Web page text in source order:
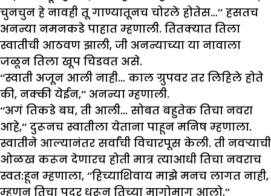
चुनचुन हे नावही तू गाण्यातूनच चोरले होतेस…’’ हसतच
अनन्या नमनकडे पाहात म्हणाली. तितक्यात तिला
स्वातीची आठवण झाली, जी अनन्याच्या या नावाला
जळून तिला खूप चिडवत असे.
‘‘स्वाती अजून आली नाही… काल ग्रुपवर तर लिहिले होते
की, नक्की येईन,‘‘ अनन्या म्हणाली.
‘‘अगं तिकडे बघ, ती आली… सोबत बहुतेक तिचा नवरा
आहे,‘‘ दुरूनच स्वातीला येताना पाहून मनिष म्हणाला.
स्वातीने आल्यानंतर सर्वांची विचारपूस केली. ती नवऱ्याची
ओळख करून देणारच होती मात्र त्याआधी तिचा नवराच
स्वत:हून म्हणाला, ‘‘हिच्याशिवाय माझे मनच लागत नाही,
म्हणून तिचा पदर धरून तिच्या मागोमाग आलो.’’